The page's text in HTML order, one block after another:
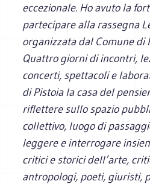
eccezionale. Ho avuto la
partecipare alla rassegna
organizzata dal Comune di
Quattro giorni di incontri,
concerti, spettacoli e
di Pistoia la casa del
riflettere sullo spazio
collettivo, luogo di
leggere e interrogare
critici e storici dell’arte,
antropologi, poeti, giuristi,